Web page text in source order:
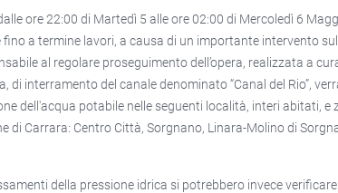
ore 22:00 di Martedì 5 alle ore 02:00 di Mercoledì 6
fino a termine lavori, a causa di un importante intervento
al regolare proseguimento dell’opera, realizzata a
di interramento del canale denominato “Canal del Rio”,
dell'acqua potabile nelle seguenti località, interi abitati, e
di Carrara: Centro Città, Sorgnano, Linara-Molino di
della pressione idrica si potrebbero invece